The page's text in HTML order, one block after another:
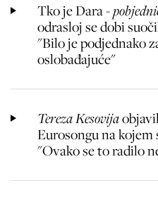
Tko je Dara -
odrasloj se dobi
"Bilo je podjednako
oslobađajuće"
Tereza Kesovija
Eurosongu na kojem
"Ovako se to radilo